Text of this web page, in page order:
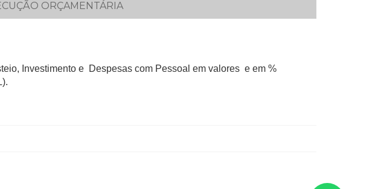
ORÇAMENTÁRIA​
Investimento e Despesas com Pessoal em valores e em %